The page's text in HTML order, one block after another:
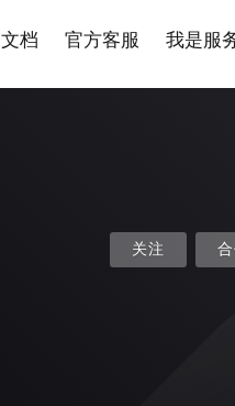
文档 官方客服 我是服
关注